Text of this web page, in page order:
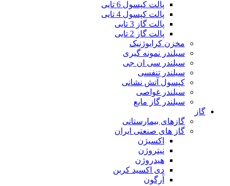
پالت کپسول 6 تایی
پالت کپسول 4 تایی
پالت گاز 3 تایی
پالت گاز 2 تایی
مخزن کرایوژنیک
سیلندر نمونه گیری
سیلندر سی ان جی
سیلندر تنفسی
کپسول آتش نشانی
سیلندر غواصی
سیلندر گاز مایع
گاز
گازهای بیمارستانی
گاز های صنعتی ایران
اکسیژن
نیتروژن
هیدروژن
دی اکسید کربن
آرگون